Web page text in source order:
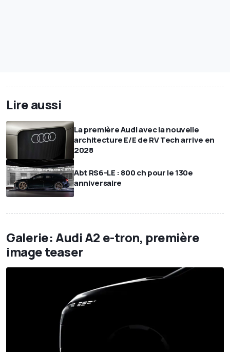
Lire aussi
La première Audi avec la nouvelle
architecture E/E de RV Tech arrive en
2028
Abt RS6-LE : 800 ch pour le 130e
anniversaire
Galerie: Audi A2 e-tron, première
image teaser